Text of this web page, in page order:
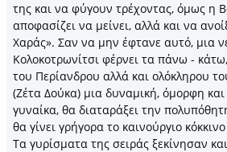
της και να φύγουν τρέχοντας, όμως η
αποφασίζει να μείνει, αλλά και να
Χαράς». Σαν να μην έφτανε αυτό, μια
Κολοκοτρωνίτσι φέρνει τα πάνω -
του Περίανδρου αλλά και ολόκληρου
(Ζέτα Δούκα) μια δυναμική, όμορφη
γυναίκα, θα διαταράξει την
θα γίνει γρήγορα το καινούργιο
Τα γυρίσματα της σειράς ξεκίνησαν